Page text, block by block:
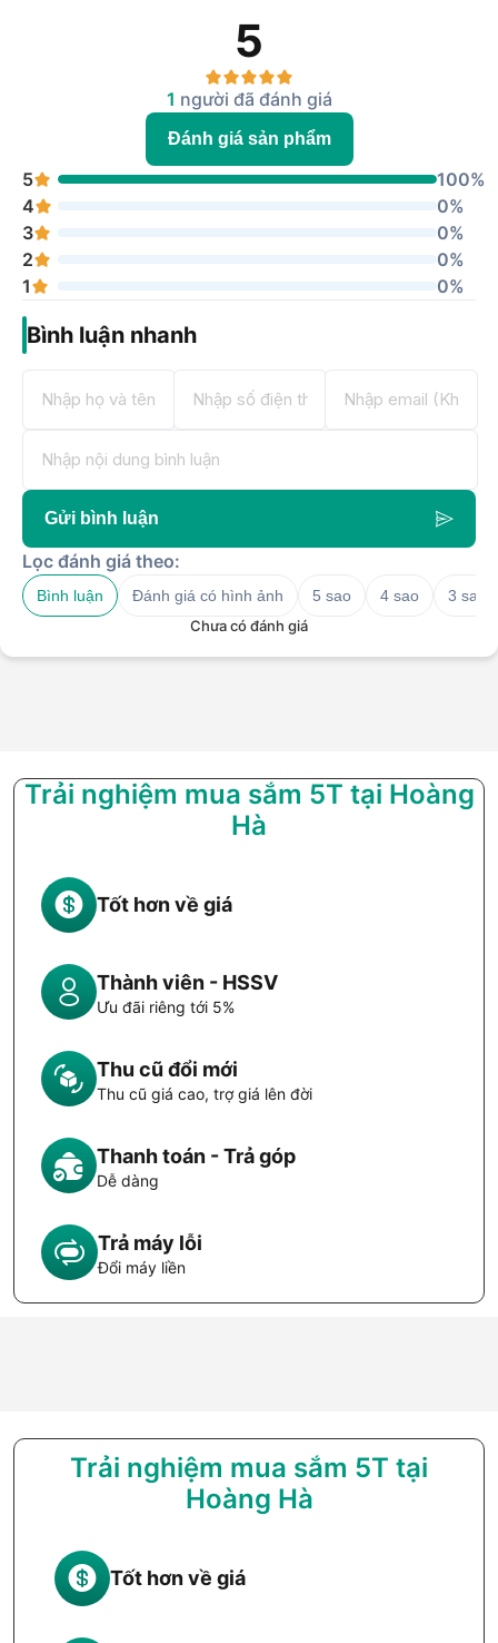
5
1 người đã đánh giá
Đánh giá sản phẩm
5
100%
4
0%
3
0%
2
0%
1
0%
Bình luận nhanh
Gửi bình luận
Lọc đánh giá theo:
Bình luận Đánh giá có hình ảnh 5 sao 4 sao
3 sao
Chưa có đánh giá
Trải nghiệm mua sắm 5T tại Hoàng
Hà
Tốt hơn về giá
Thành viên - HSSV
Ưu đãi riêng tới 5%
Thu cũ đổi mới
Thu cũ giá cao, trợ giá lên đời
Thanh toán - Trả góp
Dễ dàng
Trả máy lỗi
Đổi máy liền
Trải nghiệm mua sắm 5T tại
Hoàng Hà
Tốt hơn về giá